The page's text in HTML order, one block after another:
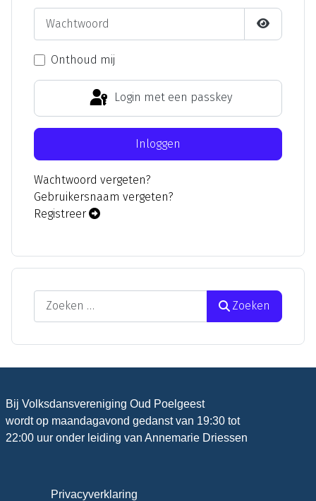
Wachtwoord
Toon
Onthoud mij
Login met een passkey
Inloggen
Wachtwoord vergeten?
Gebruikersnaam vergeten?
Registreer
Zoeken
Zoeken
Bij Volksdansvereniging Oud Poelgeest
wordt op maandagavond gedanst van 19:30 tot
22:00 uur onder leiding van Annemarie Driessen
Privacyverklaring